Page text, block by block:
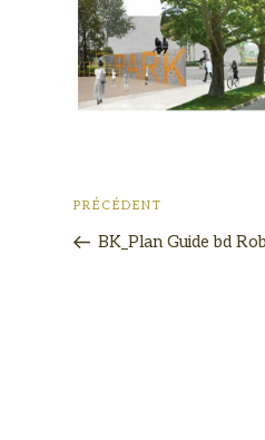
PRÉCÉDENT
BK_Plan Guide bd